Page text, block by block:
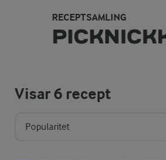
RECEPTSAMLING
Visar6 recept
Popularitet